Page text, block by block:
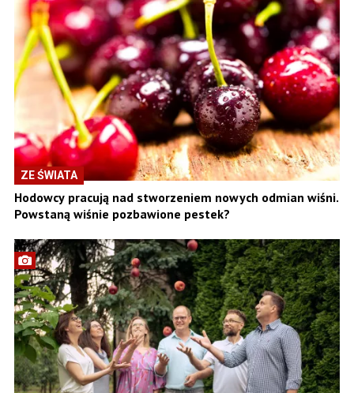
ZE ŚWIATA
Hodowcy pracują nad stworzeniem nowych odmian wiśni.
Powstaną wiśnie pozbawione pestek?